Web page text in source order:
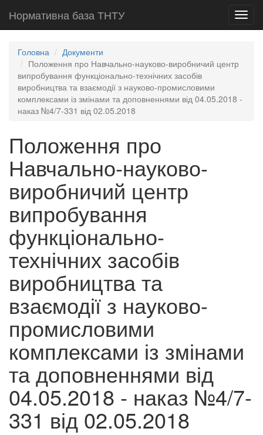
Нормативна база ТНТУ
Головна
Документи
Положення про Навчально-науково-виробничий центр
випробування функціонально-технічних засобів
виробництва та взаємодії з науково-промисловими
комплексами із змінами та доповненнями від 04.05.2018 -
наказ №4/7-331 від 02.05.2018
Положення про
Навчально-науково-
виробничий центр
випробування
функціонально-
технічних засобів
виробництва та
взаємодії з науково-
промисловими
комплексами із змінами
та доповненнями від
04.05.2018 - наказ №4/7-
331 від 02.05.2018